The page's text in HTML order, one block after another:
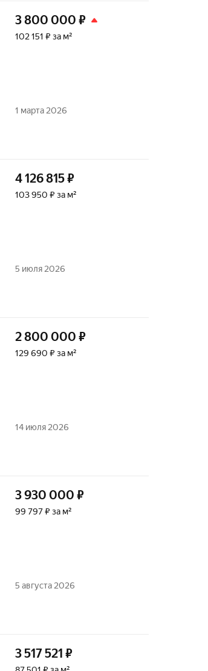
3 800 000 ₽
102 151 ₽ за м²
1 марта 2026
4 126 815₽
103 950 ₽ за м²
5 июля 2026
2 800 000 ₽
129 690 ₽ за м²
14 июля 2026
3 930 000 ₽
99 797 ₽ за м²
5 августа 2026
3 517 521 ₽